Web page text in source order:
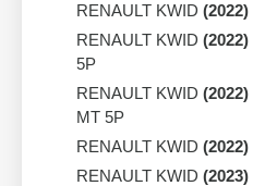
RENAULT KWID (2022)
RENAULT KWID (2022)
5P
RENAULT KWID (2022)
MT 5P
RENAULT KWID (2022)
RENAULT KWID (2023)